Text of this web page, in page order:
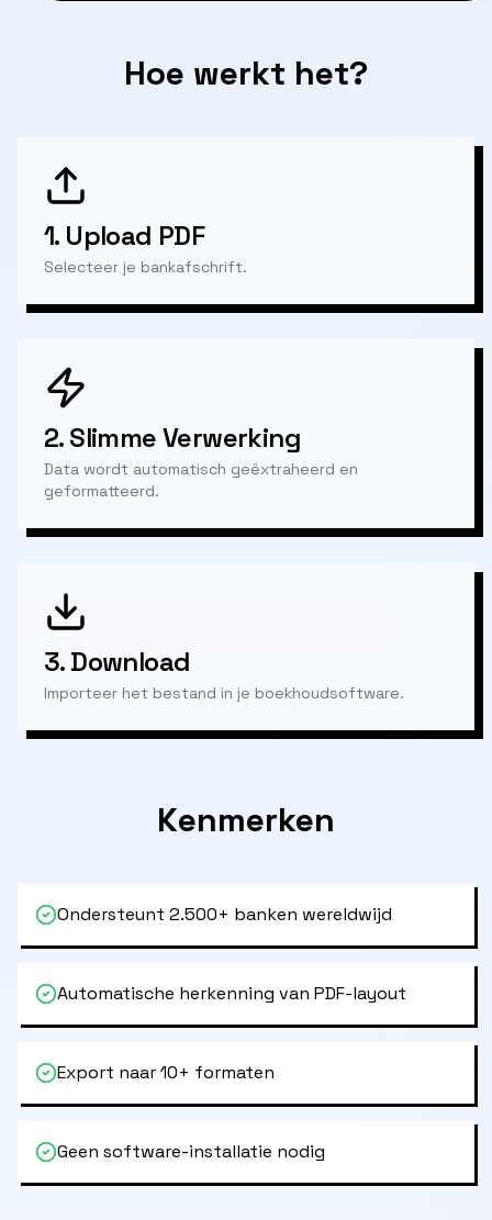
Hoe werkt het?
1. Upload PDF
Selecteer je bankafschrift.
2.Slimme Verwerking
Data wordt automatisch geëxtraheerd en
geformatteerd.
3.Download
Importeer het bestand in je boekhoudsoftware.
Kenmerken
Ondersteunt 2.500+ banken wereldwijd
Automatische herkenning van PDF-layout
Export naar 10+ formaten
Geen software-installatie nodig